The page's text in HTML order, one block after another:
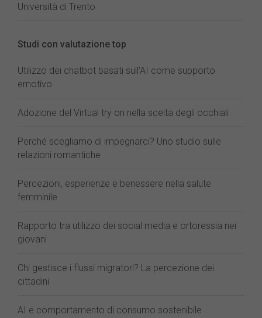
Università di Trento
Studi con valutazione top
Utilizzo dei chatbot basati sull'AI come supporto
emotivo
Adozione del Virtual try on nella scelta degli occhiali
Perché scegliamo di impegnarci? Uno studio sulle
relazioni romantiche
Percezioni, esperienze e benessere nella salute
femminile
Rapporto tra utilizzo dei social media e ortoressia nei
giovani
Chi gestisce i flussi migratori? La percezione dei
cittadini
AI e comportamento di consumo sostenibile